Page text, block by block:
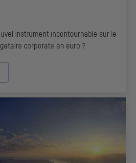
instrument incontournable sur le
corporate en euro ?